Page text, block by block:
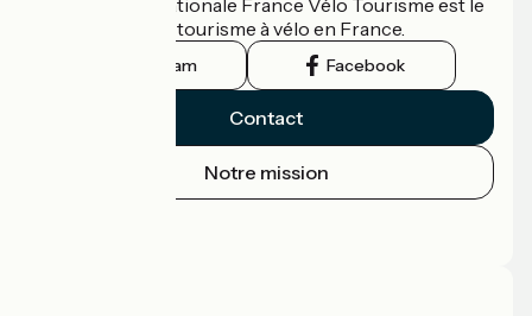
guide officiel du tourisme à vélo en France.
Instagram Facebook
Contact
Notre mission